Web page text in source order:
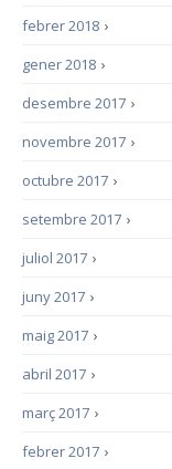
›
febrer 2018
›
gener 2018
›
desembre 2017
›
novembre 2017
›
octubre 2017
›
setembre 2017
›
juliol 2017
›
juny 2017
›
maig 2017
›
abril 2017
›
març 2017
›
febrer 2017